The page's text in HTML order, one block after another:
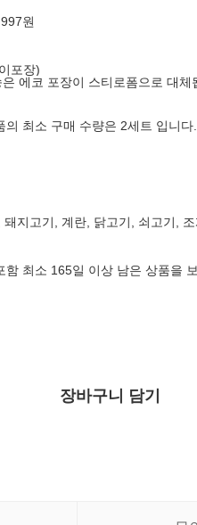
원
포장)
에코 포장이 스티로폼으로 대체
의 최소 구매 수량은 2세트 입니다.
돼지고기, 계란, 닭고기, 쇠고기,
함 최소 165일 이상 남은 상품을
장바구니 담기